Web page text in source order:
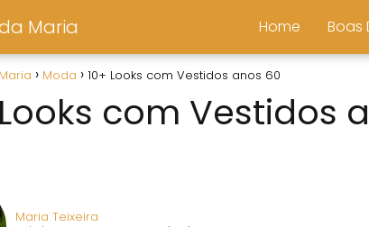
Maria Home Boas
Moda 10+ Looks com Vestidos anos 60
com Vestidos
Maria Teixeira